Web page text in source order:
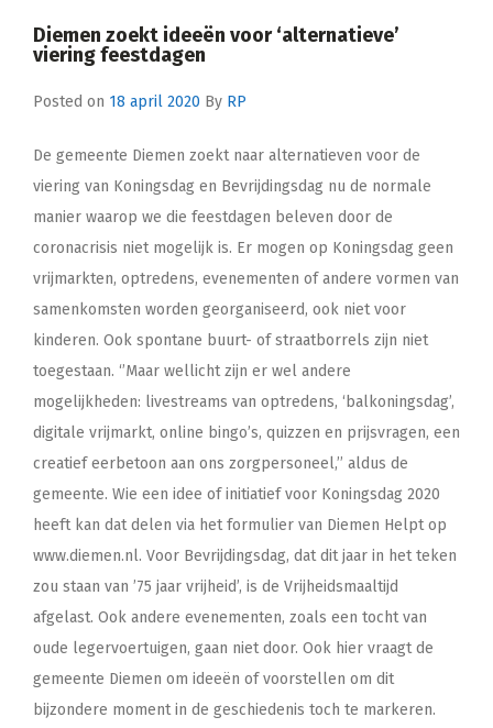
Diemen zoekt ideeën voor ‘alternatieve’
viering feestdagen
Posted on 18 april 2020 By RP
De gemeente Diemen zoekt naar alternatieven voor de
viering van Koningsdag en Bevrijdingsdag nu de normale
manier waarop we die feestdagen beleven door de
coronacrisis niet mogelijk is. Er mogen op Koningsdag geen
vrijmarkten, optredens, evenementen of andere vormen van
samenkomsten worden georganiseerd, ook niet voor
kinderen. Ook spontane buurt- of straatborrels zijn niet
toegestaan. ‘’Maar wellicht zijn er wel andere
mogelijkheden: livestreams van optredens, ‘balkoningsdag’,
digitale vrijmarkt, online bingo’s, quizzen en prijsvragen, een
creatief eerbetoon aan ons zorgpersoneel,’’ aldus de
gemeente. Wie een idee of initiatief voor Koningsdag 2020
heeft kan dat delen via het formulier van Diemen Helpt op
www.diemen.nl. Voor Bevrijdingsdag, dat dit jaar in het teken
zou staan van ’75 jaar vrijheid’, is de Vrijheidsmaaltijd
afgelast. Ook andere evenementen, zoals een tocht van
oude legervoertuigen, gaan niet door. Ook hier vraagt de
gemeente Diemen om ideeën of voorstellen om dit
bijzondere moment in de geschiedenis toch te markeren.